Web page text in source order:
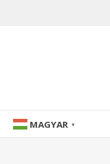
MAGYAR ▼